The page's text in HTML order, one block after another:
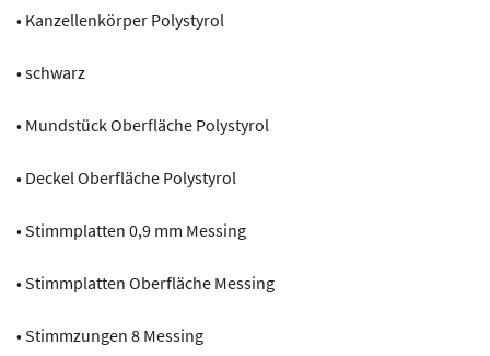
• Kanzellenkörper Polystyrol
• schwarz
• Mundstück Oberfläche Polystyrol
• Deckel Oberfläche Polystyrol
• Stimmplatten 0,9 mm Messing
• Stimmplatten Oberfläche Messing
• Stimmzungen 8 Messing